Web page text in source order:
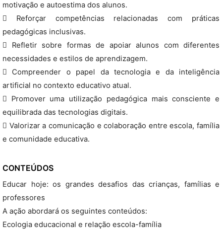
motivação e autoestima dos alunos.
 Reforçar competências relacionadas com práticas
pedagógicas inclusivas.
 Refletir sobre formas de apoiar alunos com diferentes
necessidades e estilos de aprendizagem.
 Compreender o papel da tecnologia e da inteligência
artificial no contexto educativo atual.
 Promover uma utilização pedagógica mais consciente e
equilibrada das tecnologias digitais.
 Valorizar a comunicação e colaboração entre escola, família
e comunidade educativa.
CONTEÚDOS
Educar hoje: os grandes desafios das crianças, famílias e
professores
A ação abordará os seguintes conteúdos:
Ecologia educacional e relação escola-família